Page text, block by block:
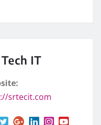
IT
srtecit.com